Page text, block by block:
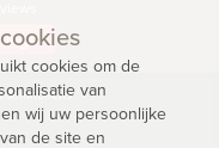
cookies om de
van
wij uw persoonlijke
de site en